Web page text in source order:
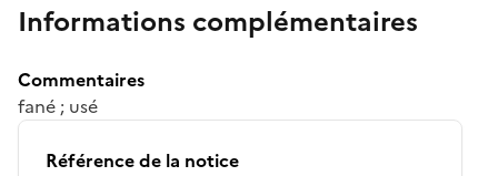
Informations complémentaires
Commentaires
fané ; usé
Référence de la notice